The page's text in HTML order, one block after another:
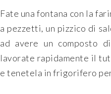
Fate una fontana con la
a pezzetti, un pizzico di
ad avere un composto
lavorate rapidamente il
e tenetela in frigorifero